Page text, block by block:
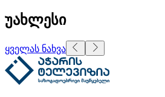
უახლესი
ყველას ნახვა